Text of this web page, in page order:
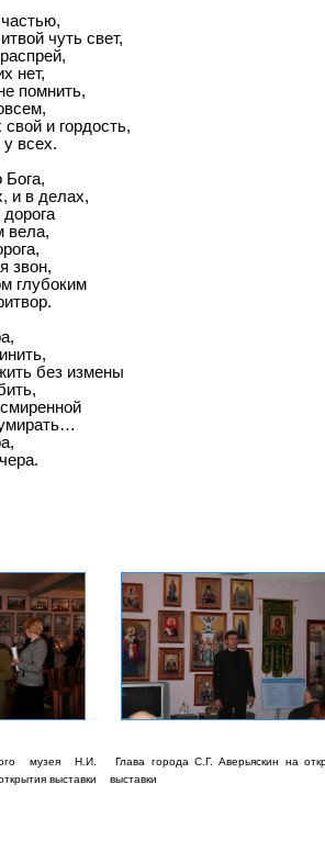
чуть свет,
нет,
помнить,
и гордость,
всех.
Бога,
и в делах,
вела,
звон,
глубоким
без измены
музея Н.И.
выставки
Глава города С.Г. Аверьяскин на
выставки